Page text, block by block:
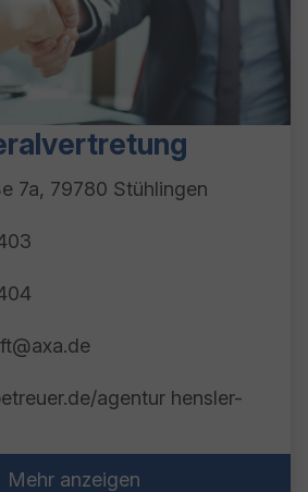
7a, 79780 Stühlingen
agentur hensler-
Mehr anzeigen